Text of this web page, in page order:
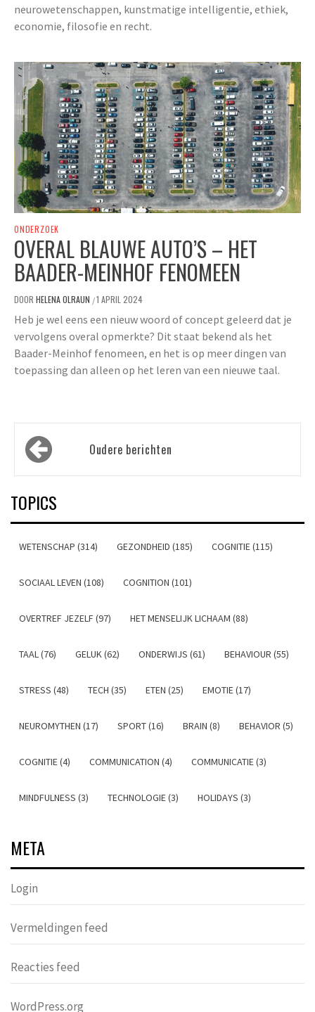
neurowetenschappen, kunstmatige intelligentie, ethiek,
economie, filosofie en recht.
ONDERZOEK
OVERAL BLAUWE AUTO’S – HET
BAADER-MEINHOF FENOMEEN
DOOR HELENA OLRAUN /1 APRIL 2024
Heb je wel eens een nieuw woord of concept geleerd dat je
vervolgens overal opmerkte? Dit staat bekend als het
Baader-Meinhof fenomeen, en het is op meer dingen van
toepassing dan alleen op het leren van een nieuwe taal.
Berichtennavigatie
Oudere berichten
TOPICS
WETENSCHAP (314) GEZONDHEID (185) COGNITIE (115)
SOCIAAL LEVEN (108) COGNITION (101)
OVERTREF JEZELF (97) HET MENSELIJK LICHAAM (88)
TAAL (76) GELUK (62) ONDERWIJS (61) BEHAVIOUR (55)
STRESS (48) TECH (35) ETEN (25) EMOTIE (17)
NEUROMYTHEN (17) SPORT (16) BRAIN (8) BEHAVIOR (5)
COGNITIE (4) COMMUNICATION (4) COMMUNICATIE (3)
MINDFULNESS (3) TECHNOLOGIE (3) HOLIDAYS (3)
META
Login
Vermeldingen feed
Reacties feed
WordPress.org